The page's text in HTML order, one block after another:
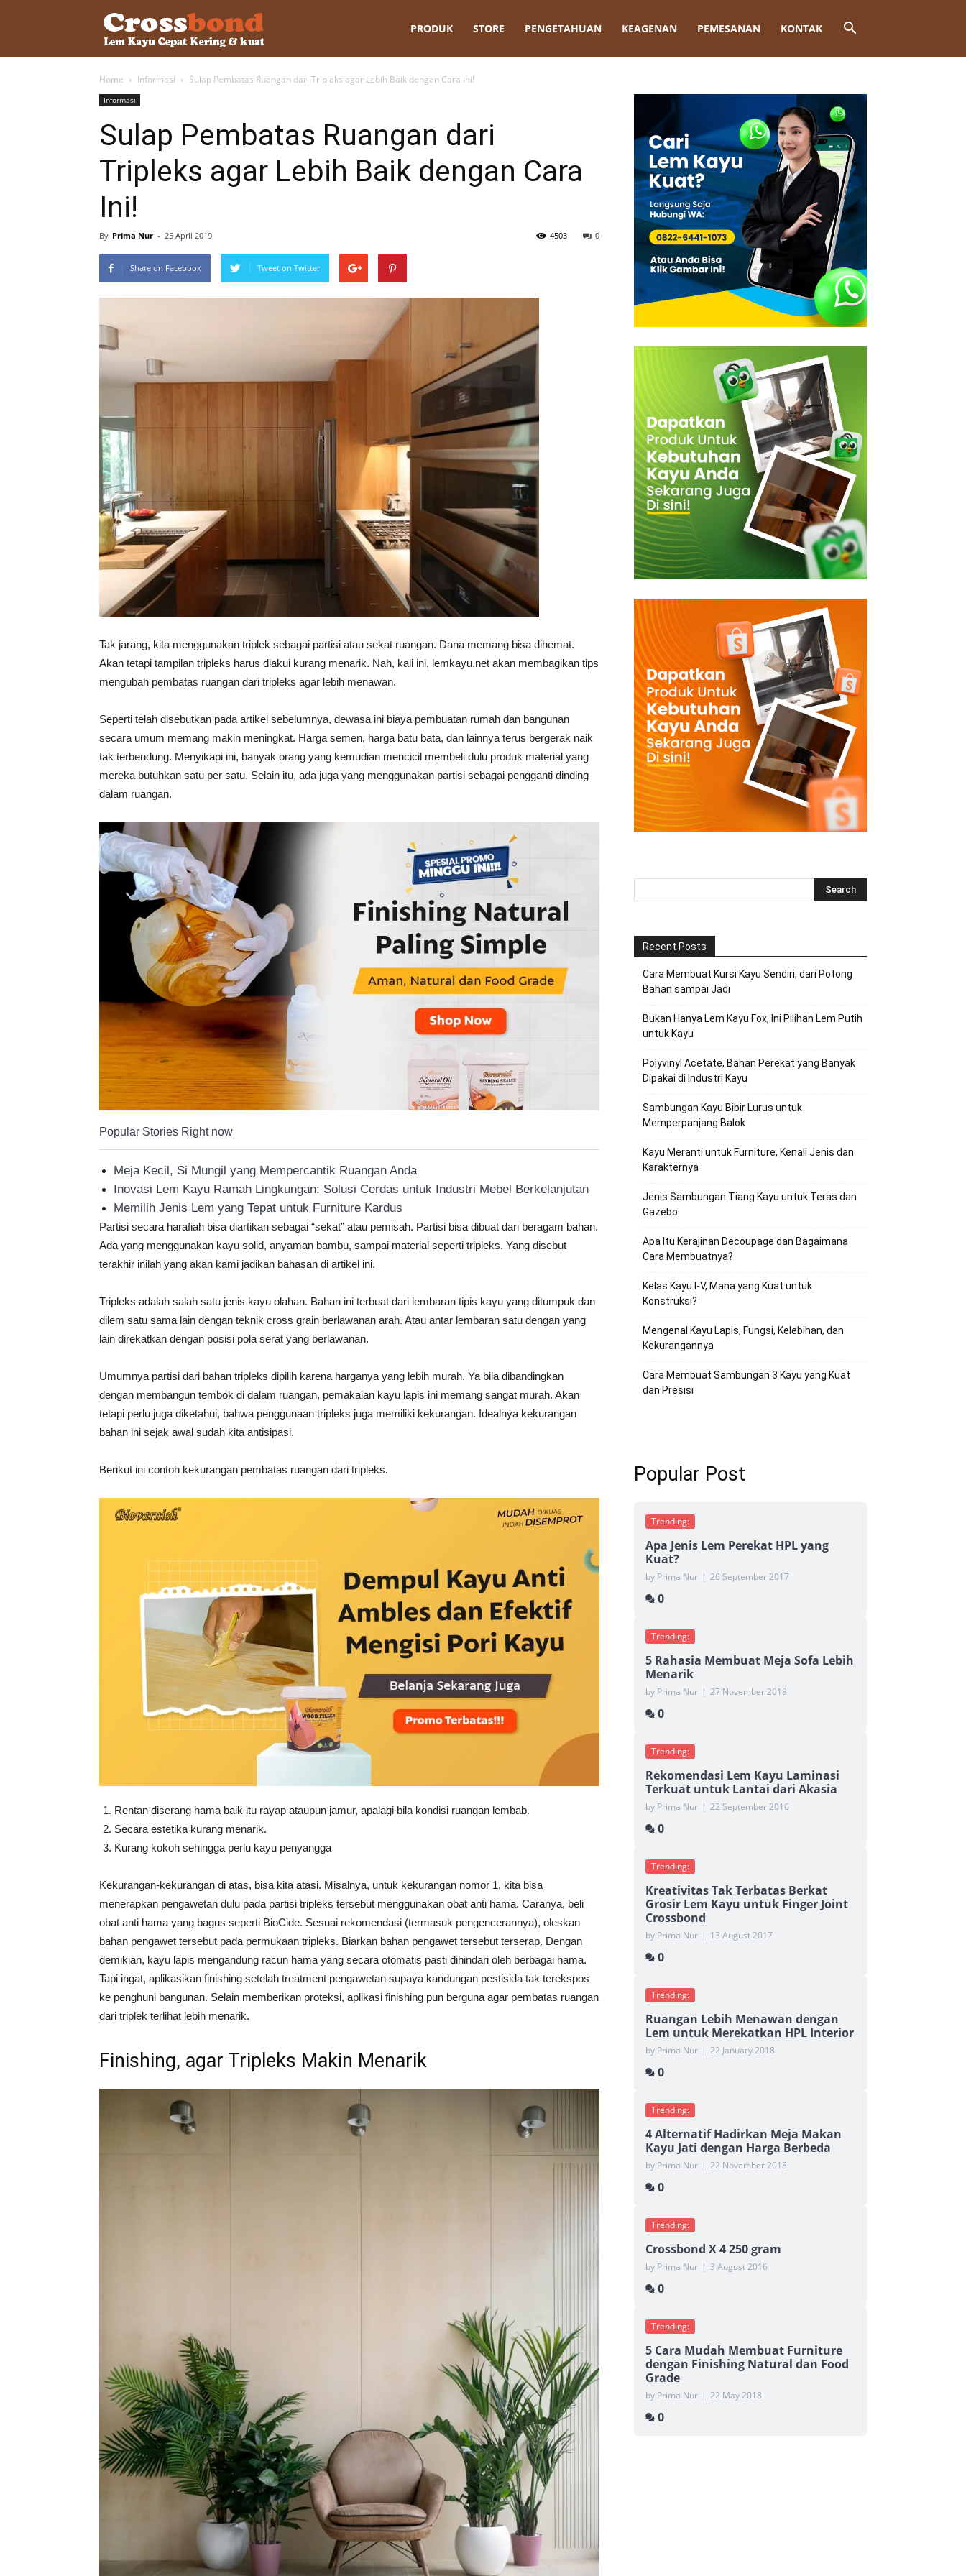
–
Lem
HPL,
Cepat
Tahan
Lama
PRODUK STORE PENGETAHUAN KEAGENAN PEMESANAN KONTAK
Home Informasi Sulap Pembatas Ruangan dari Tripleks agar Lebih Baik dengan Cara Ini!
Informasi
Sulap Pembatas Ruangan dari
Tripleks agar Lebih Baik dengan Cara
Ini!
By Prima Nur - 25 April 2019 0
4503
Share on Facebook Tweet on Twitter
Tak jarang, kita menggunakan triplek sebagai partisi atau sekat ruangan. Dana memang bisa dihemat.
Akan tetapi tampilan tripleks harus diakui kurang menarik. Nah, kali ini, lemkayu.net akan membagikan tips
mengubah pembatas ruangan dari tripleks agar lebih menawan.
Seperti telah disebutkan pada artikel sebelumnya, dewasa ini biaya pembuatan rumah dan bangunan
secara umum memang makin meningkat. Harga semen, harga batu bata, dan lainnya terus bergerak naik
tak terbendung. Menyikapi ini, banyak orang yang kemudian mencicil membeli dulu produk material yang
mereka butuhkan satu per satu. Selain itu, ada juga yang menggunakan partisi sebagai pengganti dinding
dalam ruangan.
Popular Stories Right now
Meja Kecil, Si Mungil yang Mempercantik Ruangan Anda
Inovasi Lem Kayu Ramah Lingkungan: Solusi Cerdas untuk Industri Mebel Berkelanjutan
Memilih Jenis Lem yang Tepat untuk Furniture Kardus
Partisi secara harafiah bisa diartikan sebagai “sekat” atau pemisah. Partisi bisa dibuat dari beragam bahan.
Ada yang menggunakan kayu solid, anyaman bambu, sampai material seperti tripleks. Yang disebut
terakhir inilah yang akan kami jadikan bahasan di artikel ini.
Tripleks adalah salah satu jenis kayu olahan. Bahan ini terbuat dari lembaran tipis kayu yang ditumpuk dan
dilem satu sama lain dengan teknik cross grain berlawanan arah. Atau antar lembaran satu dengan yang
lain direkatkan dengan posisi pola serat yang berlawanan.
Umumnya partisi dari bahan tripleks dipilih karena harganya yang lebih murah. Ya bila dibandingkan
dengan membangun tembok di dalam ruangan, pemakaian kayu lapis ini memang sangat murah. Akan
tetapi perlu juga diketahui, bahwa penggunaan tripleks juga memiliki kekurangan. Idealnya kekurangan
bahan ini sejak awal sudah kita antisipasi.
Berikut ini contoh kekurangan pembatas ruangan dari tripleks.
Rentan diserang hama baik itu rayap ataupun jamur, apalagi bila kondisi ruangan lembab.
Secara estetika kurang menarik.
Kurang kokoh sehingga perlu kayu penyangga
Kekurangan-kekurangan di atas, bisa kita atasi. Misalnya, untuk kekurangan nomor 1, kita bisa
menerapkan pengawetan dulu pada partisi tripleks tersebut menggunakan obat anti hama. Caranya, beli
obat anti hama yang bagus seperti BioCide. Sesuai rekomendasi (termasuk pengencerannya), oleskan
bahan pengawet tersebut pada permukaan tripleks. Biarkan bahan pengawet tersebut terserap. Dengan
demikian, kayu lapis mengandung racun hama yang secara otomatis pasti dihindari oleh berbagai hama.
Tapi ingat, aplikasikan finishing setelah treatment pengawetan supaya kandungan pestisida tak terekspos
ke penghuni bangunan. Selain memberikan proteksi, aplikasi finishing pun berguna agar pembatas ruangan
dari triplek terlihat lebih menarik.
Finishing, agar Tripleks Makin Menarik
Recent Posts
Cara Membuat Kursi Kayu Sendiri, dari Potong
Bahan sampai Jadi
Bukan Hanya Lem Kayu Fox, Ini Pilihan Lem Putih
untuk Kayu
Polyvinyl Acetate, Bahan Perekat yang Banyak
Dipakai di Industri Kayu
Sambungan Kayu Bibir Lurus untuk
Memperpanjang Balok
Kayu Meranti untuk Furniture, Kenali Jenis dan
Karakternya
Jenis Sambungan Tiang Kayu untuk Teras dan
Gazebo
Apa Itu Kerajinan Decoupage dan Bagaimana
Cara Membuatnya?
Kelas Kayu I-V, Mana yang Kuat untuk
Konstruksi?
Mengenal Kayu Lapis, Fungsi, Kelebihan, dan
Kekurangannya
Cara Membuat Sambungan 3 Kayu yang Kuat
dan Presisi
Popular Post
Trending:
Apa Jenis Lem Perekat HPL yang
Kuat?
by Prima Nur | 26 September 2017
0
Trending:
5 Rahasia Membuat Meja Sofa Lebih
Menarik
by Prima Nur | 27 November 2018
0
Trending:
Rekomendasi Lem Kayu Laminasi
Terkuat untuk Lantai dari Akasia
by Prima Nur | 22 September 2016
0
Trending:
Kreativitas Tak Terbatas Berkat
Grosir Lem Kayu untuk Finger Joint
Crossbond
by Prima Nur | 13 August 2017
0
Trending:
Ruangan Lebih Menawan dengan
Lem untuk Merekatkan HPL Interior
by Prima Nur | 22 January 2018
0
Trending:
4 Alternatif Hadirkan Meja Makan
Kayu Jati dengan Harga Berbeda
by Prima Nur | 22 November 2018
0
Trending:
Crossbond X 4 250 gram
by Prima Nur | 3 August 2016
0
Trending:
5 Cara Mudah Membuat Furniture
dengan Finishing Natural dan Food
Grade
by Prima Nur | 22 May 2018
0